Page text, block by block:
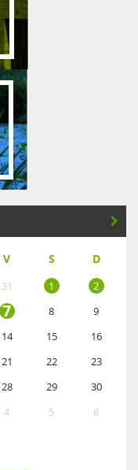
V S D
31 1
2
7 8
9
14 15
16
21 22
23
28 29
30
4 5 6